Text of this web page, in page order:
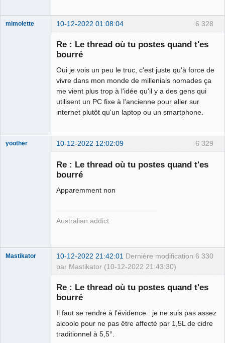
6 328
mimolette 10-12-2022 01:08:04
Re : Le thread où tu postes quand t'es
bourré
Oui je vois un peu le truc, c'est juste qu'à force de
vivre dans mon monde de millenials nomades ça
me vient plus trop à l'idée qu'il y a des gens qui
utilisent un PC fixe à l'ancienne pour aller sur
internet plutôt qu'un laptop ou un smartphone.
6 329
yoother 10-12-2022 12:02:09
Re : Le thread où tu postes quand t'es
bourré
Apparemment non
Australian addict
6 330
Mastikator 10-12-2022 21:42:01 Dernière modification
par Mastikator (10-12-2022 21:43:30)
Re : Le thread où tu postes quand t'es
bourré
Il faut se rendre à l'évidence : je ne suis pas assez
alcoolo pour ne pas être affecté par 1,5L de cidre
traditionnel à 5,5°.